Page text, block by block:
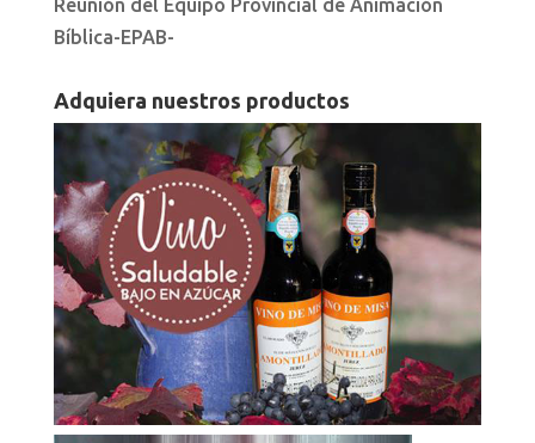
Reunión del Equipo Provincial de Animación
Bíblica-EPAB-
Adquiera nuestros productos